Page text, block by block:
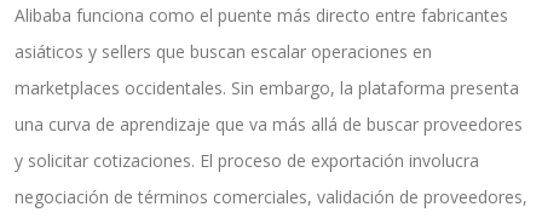
Alibaba funciona como el puente más directo entre fabricantes
asiáticos y sellers que buscan escalar operaciones en
marketplaces occidentales. Sin embargo, la plataforma presenta
una curva de aprendizaje que va más allá de buscar proveedores
y solicitar cotizaciones. El proceso de exportación involucra
negociación de términos comerciales, validación de proveedores,